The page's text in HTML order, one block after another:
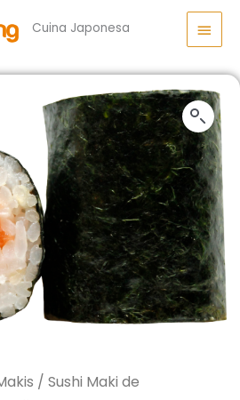
Cuina Japonesa
/ Sushi Maki de